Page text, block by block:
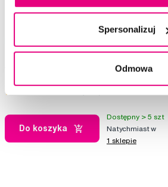
Spersonalizuj
Odmowa
zębów, 25 ml
Do koszyka
Dostępny > 5 szt
Natychmiast w
1 sklepie